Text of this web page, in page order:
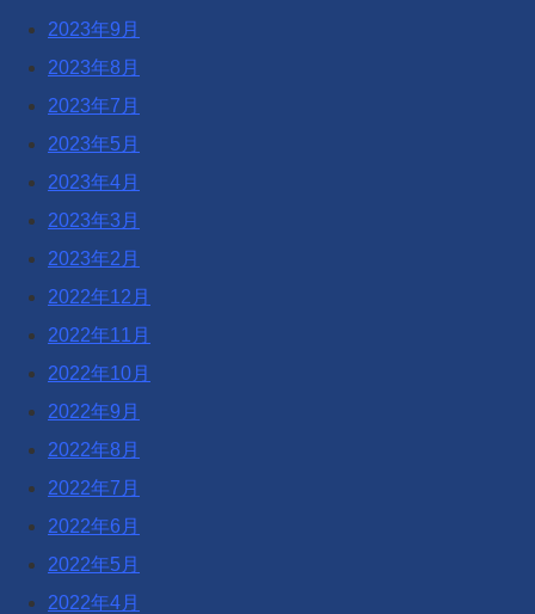
2023年9月
2023年8月
2023年7月
2023年5月
2023年4月
2023年3月
2023年2月
2022年12月
2022年11月
2022年10月
2022年9月
2022年8月
2022年7月
2022年6月
2022年5月
2022年4月